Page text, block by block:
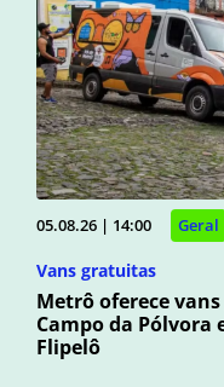
05.08.26 | 14:00 Geral
Vans gratuitas
Metrô oferece
Campo da Pólvora
Flipelô